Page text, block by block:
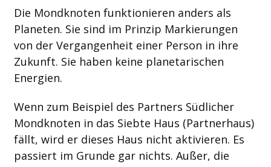
Die Mondknoten funktionieren anders als
Planeten. Sie sind im Prinzip Markierungen
von der Vergangenheit einer Person in ihre
Zukunft. Sie haben keine planetarischen
Energien.
Wenn zum Beispiel des Partners Südlicher
Mondknoten in das Siebte Haus (Partnerhaus)
fällt, wird er dieses Haus nicht aktivieren. Es
passiert im Grunde gar nichts. Außer, die